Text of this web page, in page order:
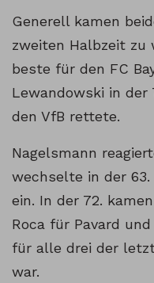
Generell kamen
zweiten Halbzeit zu
beste für den FC
Lewandowski in
den VfB rettete.
Nagelsmann
wechselte in der
ein. In der 72.
Roca für Pavard
für alle drei der
war.